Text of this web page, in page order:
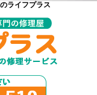
ライフプラス